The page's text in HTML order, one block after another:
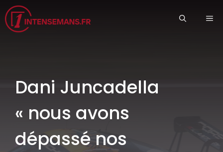
Aller
au
contenu
Dani Juncadella
« nous avons
dépassé nos